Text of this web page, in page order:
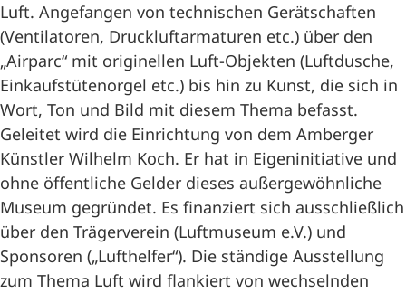
Luft. Angefangen von technischen Gerätschaften
(Ventilatoren, Druckluftarmaturen etc.) über den
„Airparc“ mit originellen Luft-Objekten (Luftdusche,
Einkaufstütenorgel etc.) bis hin zu Kunst, die sich in
Wort, Ton und Bild mit diesem Thema befasst.
Geleitet wird die Einrichtung von dem Amberger
Künstler Wilhelm Koch. Er hat in Eigeninitiative und
ohne öffentliche Gelder dieses außergewöhnliche
Museum gegründet. Es finanziert sich ausschließlich
über den Trägerverein (Luftmuseum e.V.) und
Sponsoren („Lufthelfer“). Die ständige Ausstellung
zum Thema Luft wird flankiert von wechselnden